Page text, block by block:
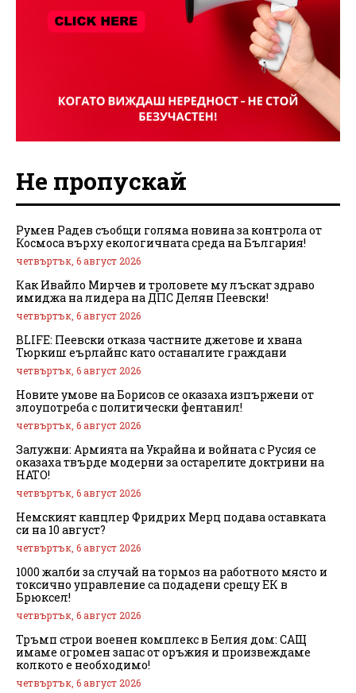
Не пропускай
Румен Радев съобщи голяма новина за контрола от
Космоса върху екологичната среда на България!
четвъртък, 6 август 2026
Как Ивайло Мирчев и троловете му лъскат здраво
имиджа на лидера на ДПС Делян Пеевски!
четвъртък, 6 август 2026
BLIFE: Пеевски отказа частните джетове и хвана
Тюркиш еърлайнс като останалите граждани
четвъртък, 6 август 2026
Новите умове на Борисов се оказаха изпържени от
злоупотреба с политически фентанил!
четвъртък, 6 август 2026
Залужни: Армията на Украйна и войната с Русия се
оказаха твърде модерни за остарелите доктрини на
НАТО!
четвъртък, 6 август 2026
Немският канцлер Фридрих Мерц подава оставката
си на 10 август?
четвъртък, 6 август 2026
1000 жалби за случай на тормоз на работното място и
токсично управление са подадени срещу ЕК в
Брюксел!
четвъртък, 6 август 2026
Тръмп строи военен комплекс в Белия дом: САЩ
имаме огромен запас от оръжия и произвеждаме
колкото е необходимо!
четвъртък, 6 август 2026